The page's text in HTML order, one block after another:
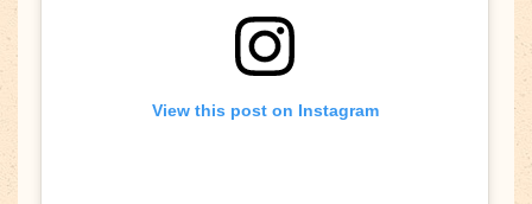
View this post on Instagram